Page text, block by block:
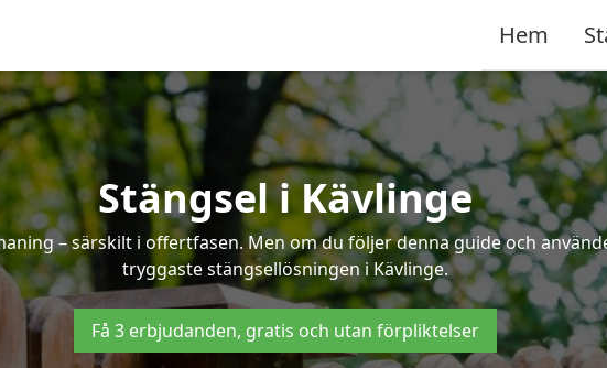
Hem
Stängsel i Kävlinge
– särskilt i offertfasen. Men om du följer denna guide och
tryggaste stängsellösningen i Kävlinge.
Få 3 erbjudanden, gratis och utan förpliktelser